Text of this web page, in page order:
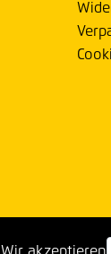
Wir akzeptieren